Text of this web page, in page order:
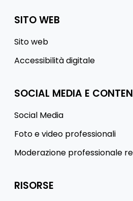
SITO WEB
Sito web
Accessibilità digitale
SOCIAL MEDIA E
Social Media
Foto e video professionali
Moderazione professionale
RISORSE